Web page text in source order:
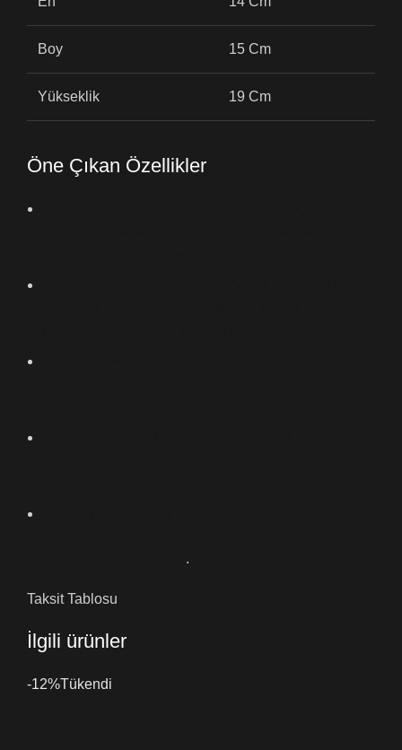
Boy 15 Cm
Yükseklik 19 Cm
Öne Çıkan Özellikler
.
Taksit Tablosu
İlgili ürünler
-12%Tükendi